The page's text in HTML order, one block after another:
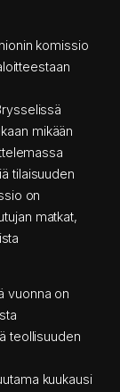
komissio
mikään
tilaisuuden
on
matkat,
vuonna on
teollisuuden
kuukausi